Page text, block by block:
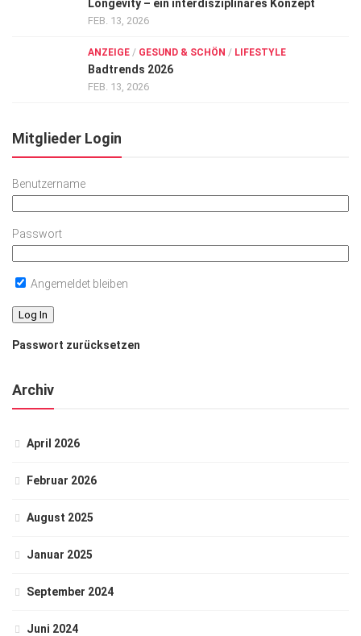
Longevity – ein interdisziplinäres Konzept
FEB. 13, 2026
ANZEIGE / GESUND & SCHÖN / LIFESTYLE
Badtrends 2026
FEB. 13, 2026
Mitglieder Login
Benutzername
Passwort
Angemeldet bleiben
Passwort zurücksetzen
Archiv
April 2026
Februar 2026
August 2025
Januar 2025
September 2024
Juni 2024